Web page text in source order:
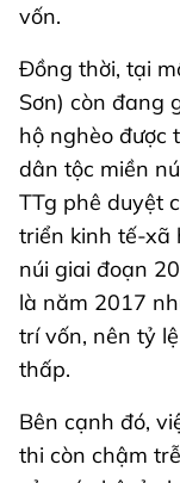
vốn.
Đồng thời, tại
Sơn) còn đang
hộ nghèo được
dân tộc miền
TTg phê duyệt
triển kinh tế-xã
núi giai đoạn
là năm 2017
trí vốn, nên tỷ
thấp.
Bên cạnh đó,
thi còn chậm